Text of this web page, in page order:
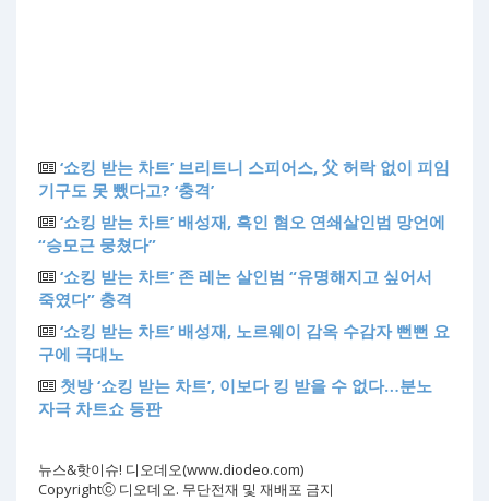
‘쇼킹 받는 차트’ 브리트니 스피어스, 父 허락 없이 피임
기구도 못 뺐다고? ‘충격’
‘쇼킹 받는 차트’ 배성재, 흑인 혐오 연쇄살인범 망언에
“승모근 뭉쳤다”
‘쇼킹 받는 차트’ 존 레논 살인범 “유명해지고 싶어서
죽였다” 충격
‘쇼킹 받는 차트’ 배성재, 노르웨이 감옥 수감자 뻔뻔 요
구에 극대노
첫방 ‘쇼킹 받는 차트’, 이보다 킹 받을 수 없다…분노
자극 차트쇼 등판
뉴스&핫이슈! 디오데오(www.diodeo.com)
Copyrightⓒ 디오데오. 무단전재 및 재배포 금지